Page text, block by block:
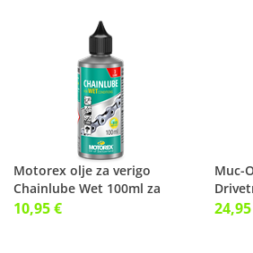
Motorex olje za verigo
Chainlube Wet 100ml za
mokre razmere
10,95 €
Muc-